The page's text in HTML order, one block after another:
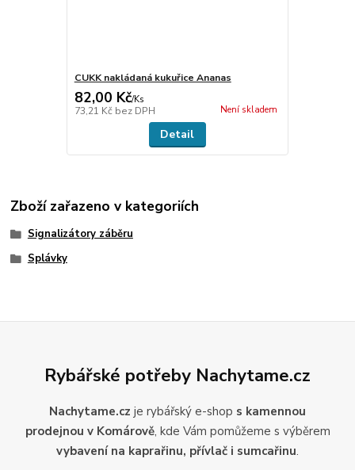
CUKK nakládaná kukuřice Ananas
82,00 Kč/Ks
73,21 Kč bez DPH Není skladem
Detail
Zboží zařazeno v kategoriích
Signalizátory záběru
Splávky
Rybářské potřeby Nachytame.cz
Nachytame.cz je rybářský e-shop s kamennou
prodejnou v Komárově, kde Vám pomůžeme s výběrem
vybavení na kaprařinu, přívlač i sumcařinu.